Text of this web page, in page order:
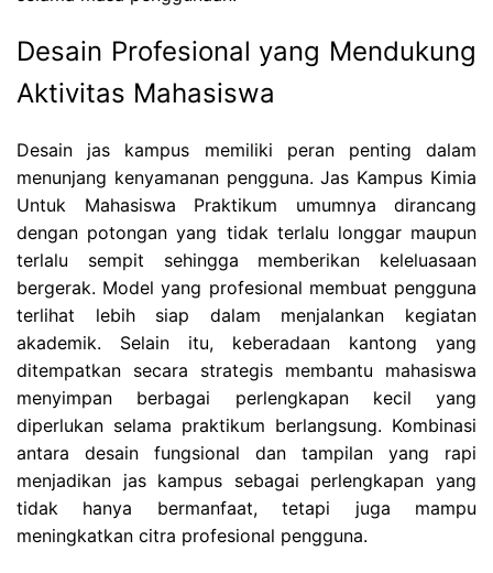
Desain Profesional yang Mendukung
Aktivitas Mahasiswa
Desain jas kampus memiliki peran penting dalam
menunjang kenyamanan pengguna. Jas Kampus Kimia
Untuk Mahasiswa Praktikum umumnya dirancang
dengan potongan yang tidak terlalu longgar maupun
terlalu sempit sehingga memberikan keleluasaan
bergerak. Model yang profesional membuat pengguna
terlihat lebih siap dalam menjalankan kegiatan
akademik. Selain itu, keberadaan kantong yang
ditempatkan secara strategis membantu mahasiswa
menyimpan berbagai perlengkapan kecil yang
diperlukan selama praktikum berlangsung. Kombinasi
antara desain fungsional dan tampilan yang rapi
menjadikan jas kampus sebagai perlengkapan yang
tidak hanya bermanfaat, tetapi juga mampu
meningkatkan citra profesional pengguna.